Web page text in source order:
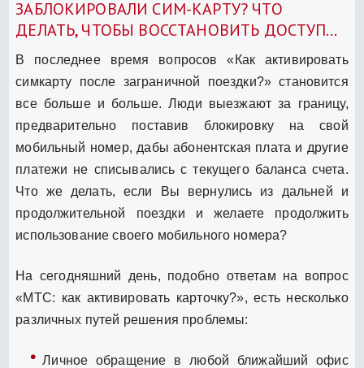
ЗАБЛОКИРОВАЛИ СИМ-КАРТУ? ЧТО
ДЕЛАТЬ, ЧТОБЫ ВОССТАНОВИТЬ ДОСТУП…
В последнее время вопросов «Как активировать
симкарту после заграничной поездки?» становится
все больше и больше. Люди выезжают за границу,
предварительно поставив блокировку на свой
мобильный номер, дабы абонентская плата и другие
платежи не списывались с текущего баланса счета.
Что же делать, если Вы вернулись из дальней и
продолжительной поездки и желаете продолжить
использование своего мобильного номера?
На сегодняшний день, подобно ответам на вопрос
«МТС: как активировать карточку?», есть несколько
различных путей решения проблемы:
Личное обращение в любой ближайший офис